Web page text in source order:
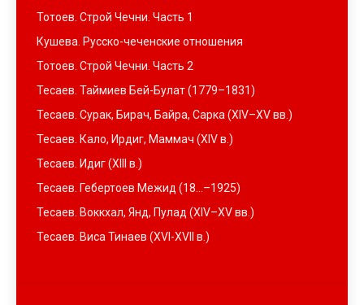
Тотоев. Строй Чечни. Часть 1
Кушева. Русско-чеченские отношения
Тотоев. Строй Чечни. Часть 2
Тесаев. Таймиев Бей-Булат (1779–1831)
Тесаев. Сурак, Бирач, Байра, Сарка (XIV–XV вв.)
Тесаев. Кало, Ирдиг, Маммач (XIV в.)
Тесаев. Идиг (XIII в.)
Тесаев. Гебертоев Межид (18…–1925)
Тесаев. Воккхал, Янд, Пулад (XIV–XV вв.)
Тесаев. Виса Тинаев (XVI-XVII в.)